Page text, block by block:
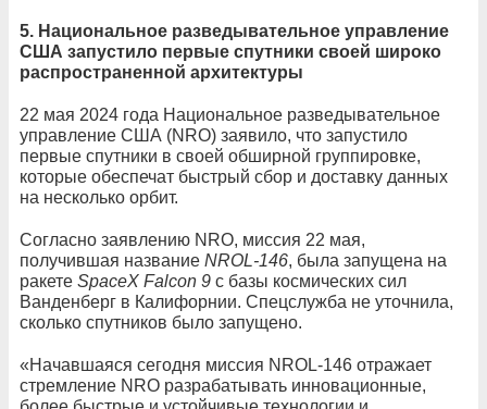
5. Национальное разведывательное управление
США запустило первые спутники своей широко
распространенной архитектуры
22 мая 2024 года Национальное разведывательное
управление США (NRO) заявило, что запустило
первые спутники в своей обширной группировке,
которые обеспечат быстрый сбор и доставку данных
на несколько орбит.
Согласно заявлению NRO, миссия 22 мая,
получившая название NROL-146, была запущена на
ракете SpaceX Falcon 9 с базы космических сил
Ванденберг в Калифорнии. Спецслужба не уточнила,
сколько спутников было запущено.
«Начавшаяся сегодня миссия NROL-146 отражает
стремление NRO разрабатывать инновационные,